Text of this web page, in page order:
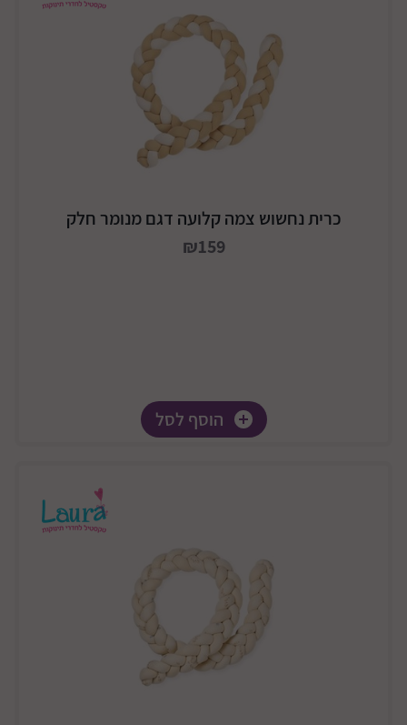
כרית נחשוש צמה קלועה דגם מנומר חלק
₪159
הוסף לסל